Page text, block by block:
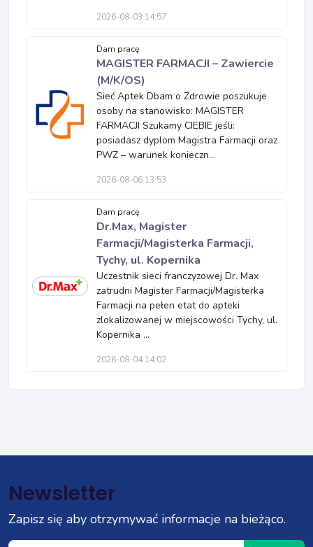
2026-08-03 14:57
Dam pracę
MAGISTER FARMACJI – Zawiercie
(M/K/OS)
Sieć Aptek Dbam o Zdrowie poszukuje
osoby na stanowisko: MAGISTER
FARMACJI Szukamy CIEBIE jeśli:
posiadasz dyplom Magistra Farmacji oraz
PWZ – warunek konieczn...
2026-08-06 13:53
Dam pracę
Dr.Max, Magister
Farmacji/Magisterka Farmacji,
Tychy, ul. Kopernika
Uczestnik sieci franczyzowej Dr. Max
zatrudni Magister Farmacji/Magisterka
Farmacji na pełen etat do apteki
zlokalizowanej w miejscowości Tychy, ul.
Kopernika ...
2026-08-04 14:02
Newsletter
Zapisz się aby otrzymywać informacje na bieżąco.